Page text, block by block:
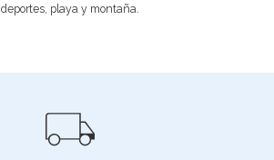
deportes, playa y montaña.